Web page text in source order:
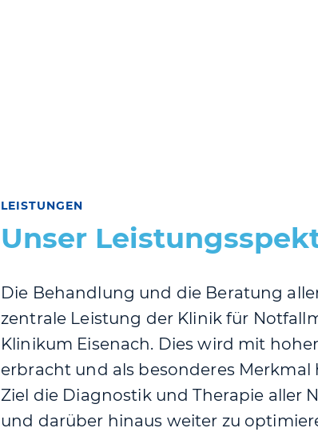
LEISTUNGEN
Unser
Die Behandlung und die Beratung
zentrale Leistung der Klinik für
Klinikum Eisenach. Dies wird mit
erbracht und als besonderes Merkmal
Ziel die Diagnostik und Therapie aller
und darüber hinaus weiter zu